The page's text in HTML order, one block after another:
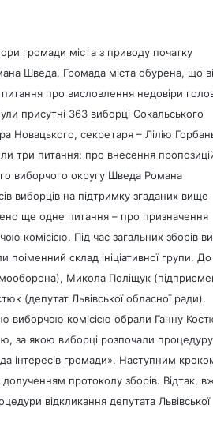
громади міста з приводу початку
Шведа. Громада міста обурена, що
питання про висловлення недовіри
присутні 363 виборці Сокальського
Новацького, секретаря – Лілію
три питання: про внесення
виборчого округу Шведа Романа
виборців на підтримку згаданих вище
ще одне питання – про призначення
комісією. Під час загальних зборів
склад ініціативної групи. До
Микола Поліщук
(депутат Львівської обласної ради).
виборчою комісією обрали Ганну
за якою виборці розпочали процедуру
інтересів громади». Наступним
долученням протоколу зборів. Відтак,
відкликання депутата Львівської